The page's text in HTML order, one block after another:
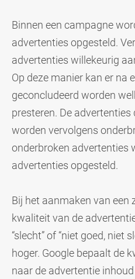
Binnen een campagne
advertenties opgesteld.
advertenties willekeurig
Op deze manier kan er na
geconcludeerd worden
presteren. De
worden vervolgens
onderbroken advertenties
advertenties opgesteld.
Bij het aanmaken van
kwaliteit van de
“slecht” of “niet goed, niet
hoger. Google bepaalt de
naar de advertentie